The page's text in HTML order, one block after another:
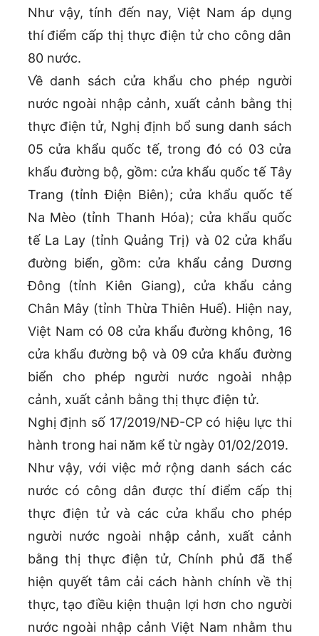
Như vậy, tính đến nay, Việt Nam áp dụng
thí điểm cấp thị thực điện tử cho công dân
80 nước.
Về danh sách cửa khẩu cho phép người
nước ngoài nhập cảnh, xuất cảnh bằng thị
thực điện tử, Nghị định bổ sung danh sách
05 cửa khẩu quốc tế, trong đó có 03 cửa
khẩu đường bộ, gồm: cửa khẩu quốc tế Tây
Trang (tỉnh Điện Biên); cửa khẩu quốc tế
Na Mèo (tỉnh Thanh Hóa); cửa khẩu quốc
tế La Lay (tỉnh Quảng Trị) và 02 cửa khẩu
đường biển, gồm: cửa khẩu cảng Dương
Đông (tỉnh Kiên Giang), cửa khẩu cảng
Chân Mây (tỉnh Thừa Thiên Huế). Hiện nay,
Việt Nam có 08 cửa khẩu đường không, 16
cửa khẩu đường bộ và 09 cửa khẩu đường
biển cho phép người nước ngoài nhập
cảnh, xuất cảnh bằng thị thực điện tử.
Nghị định số 17/2019/NĐ-CP có hiệu lực thi
hành trong hai năm kể từ ngày 01/02/2019.
Như vậy, với việc mở rộng danh sách các
nước có công dân được thí điểm cấp thị
thực điện tử và các cửa khẩu cho phép
người nước ngoài nhập cảnh, xuất cảnh
bằng thị thực điện tử, Chính phủ đã thể
hiện quyết tâm cải cách hành chính về thị
thực, tạo điều kiện thuận lợi hơn cho người
nước ngoài nhập cảnh Việt Nam nhằm thu